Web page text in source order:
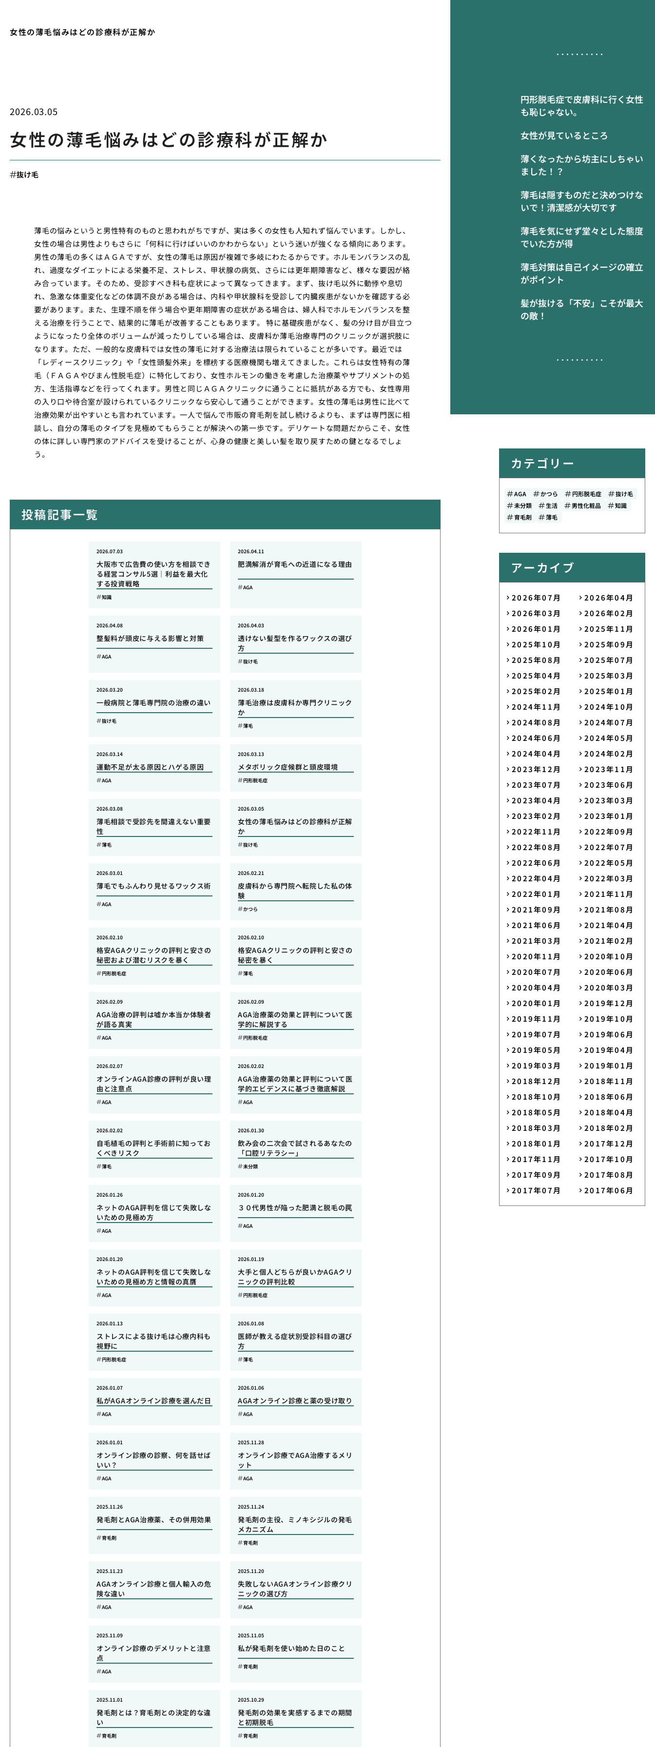
女性の薄毛悩みはどの診療科が正解か
円形脱毛症で皮膚科に行く女性
も恥じゃない。
女性が見ているところ
薄くなったから坊主にしちゃい
ました！？
薄毛は隠すものだと決めつけな
いで！清潔感が大切です
薄毛を気にせず堂々とした態度
でいた方が得
薄毛対策は自己イメージの確立
がポイント
髪が抜ける「不安」こそが最大
の敵！
2026.03.05
女性の薄毛悩みはどの診療科が正解か
抜け毛
薄毛の悩みというと男性特有のものと思われがちですが、実は多くの女性も人知れず悩んでいます。しかし、
女性の場合は男性よりもさらに「何科に行けばいいのかわからない」という迷いが強くなる傾向にあります。
男性の薄毛の多くはＡＧＡですが、女性の薄毛は原因が複雑で多岐にわたるからです。ホルモンバランスの乱
れ、過度なダイエットによる栄養不足、ストレス、甲状腺の病気、さらには更年期障害など、様々な要因が絡
み合っています。そのため、受診すべき科も症状によって異なってきます。まず、抜け毛以外に動悸や息切
れ、急激な体重変化などの体調不良がある場合は、内科や甲状腺科を受診して内臓疾患がないかを確認する必
要があります。また、生理不順を伴う場合や更年期障害の症状がある場合は、婦人科でホルモンバランスを整
える治療を行うことで、結果的に薄毛が改善することもあります。 特に基礎疾患がなく、髪の分け目が目立つ
ようになったり全体のボリュームが減ったりしている場合は、皮膚科か薄毛治療専門のクリニックが選択肢に
なります。ただ、一般的な皮膚科では女性の薄毛に対する治療法は限られていることが多いです。最近では
「レディースクリニック」や「女性頭髪外来」を標榜する医療機関も増えてきました。これらは女性特有の薄
毛（ＦＡＧＡやびまん性脱毛症）に特化しており、女性ホルモンの働きを考慮した治療薬やサプリメントの処
方、生活指導などを行ってくれます。男性と同じＡＧＡクリニックに通うことに抵抗がある方でも、女性専用
の入り口や待合室が設けられているクリニックなら安心して通うことができます。女性の薄毛は男性に比べて
治療効果が出やすいとも言われています。一人で悩んで市販の育毛剤を試し続けるよりも、まずは専門医に相
談し、自分の薄毛のタイプを見極めてもらうことが解決への第一歩です。デリケートな問題だからこそ、女性
の体に詳しい専門家のアドバイスを受けることが、心身の健康と美しい髪を取り戻すための鍵となるでしょ
う。
投稿記事一覧
大阪市で広告費の使い方を相談でき
る経営コンサル5選｜利益を最大化
する投資戦略
2026.07.03
知識
肥満解消が育毛への近道になる理由
2026.04.11
AGA
整髪料が頭皮に与える影響と対策
2026.04.08
AGA
透けない髪型を作るワックスの選び
方
2026.04.03
抜け毛
一般病院と薄毛専門院の治療の違い
2026.03.20
抜け毛
薄毛治療は皮膚科か専門クリニック
か
2026.03.18
薄毛
運動不足が太る原因とハゲる原因
2026.03.14
AGA
メタボリック症候群と頭皮環境
2026.03.13
円形脱毛症
薄毛相談で受診先を間違えない重要
性
2026.03.08
薄毛
女性の薄毛悩みはどの診療科が正解
か
2026.03.05
抜け毛
薄毛でもふんわり見せるワックス術
2026.03.01
AGA
皮膚科から専門院へ転院した私の体
験
2026.02.21
かつら
格安AGAクリニックの評判と安さの
秘密および潜むリスクを暴く
2026.02.10
円形脱毛症
格安AGAクリニックの評判と安さの
秘密を暴く
2026.02.10
薄毛
AGA治療の評判は嘘か本当か体験者
が語る真実
2026.02.09
AGA
AGA治療薬の効果と評判について医
学的に解説する
2026.02.09
円形脱毛症
オンラインAGA診療の評判が良い理
由と注意点
2026.02.07
AGA
AGA治療薬の効果と評判について医
学的エビデンスに基づき徹底解説
2026.02.02
AGA
自毛植毛の評判と手術前に知ってお
くべきリスク
2026.02.02
薄毛
飲み会の二次会で試されるあなたの
「口腔リテラシー」
2026.01.30
未分類
ネットのAGA評判を信じて失敗しな
いための見極め方
2026.01.26
AGA
３０代男性が陥った肥満と脱毛の罠
2026.01.20
AGA
ネットのAGA評判を信じて失敗しな
いための見極め方と情報の真贋
2026.01.20
AGA
大手と個人どちらが良いかAGAクリ
ニックの評判比較
2026.01.19
円形脱毛症
ストレスによる抜け毛は心療内科も
視野に
2026.01.13
円形脱毛症
医師が教える症状別受診科目の選び
方
2026.01.08
薄毛
私がAGAオンライン診療を選んだ日
2026.01.07
AGA
AGAオンライン診療と薬の受け取り
2026.01.06
AGA
オンライン診療の診察、何を話せば
いい？
2026.01.01
AGA
オンライン診療でAGA治療するメリ
ット
2025.11.28
AGA
発毛剤とAGA治療薬、その併用効果
2025.11.26
育毛剤
発毛剤の主役、ミノキシジルの発毛
メカニズム
2025.11.24
育毛剤
AGAオンライン診療と個人輸入の危
険な違い
2025.11.23
AGA
失敗しないAGAオンライン診療クリ
ニックの選び方
2025.11.20
AGA
オンライン診療のデメリットと注意
点
2025.11.09
AGA
私が発毛剤を使い始めた日のこと
2025.11.05
育毛剤
発毛剤とは？育毛剤との決定的な違
い
2025.11.01
育毛剤
発毛剤の効果を実感するまでの期間
と初期脱毛
2025.10.29
育毛剤
カテゴリー
AGA かつら 円形脱毛症
抜け毛
未分類
生活 男性化粧品
知識
育毛剤
薄毛
アーカイブ
2026年07月
2026年04月
2026年03月
2026年02月
2026年01月
2025年11月
2025年10月
2025年09月
2025年08月
2025年07月
2025年04月
2025年03月
2025年02月
2025年01月
2024年11月
2024年10月
2024年08月
2024年07月
2024年06月
2024年05月
2024年04月
2024年02月
2023年12月
2023年11月
2023年07月
2023年06月
2023年04月
2023年03月
2023年02月
2023年01月
2022年11月
2022年09月
2022年08月
2022年07月
2022年06月
2022年05月
2022年04月
2022年03月
2022年01月
2021年11月
2021年09月
2021年08月
2021年06月
2021年04月
2021年03月
2021年02月
2020年11月
2020年10月
2020年07月
2020年06月
2020年04月
2020年03月
2020年01月
2019年12月
2019年11月
2019年10月
2019年07月
2019年06月
2019年05月
2019年04月
2019年03月
2019年01月
2018年12月
2018年11月
2018年10月
2018年06月
2018年05月
2018年04月
2018年03月
2018年02月
2018年01月
2017年12月
2017年11月
2017年10月
2017年09月
2017年08月
2017年07月
2017年06月